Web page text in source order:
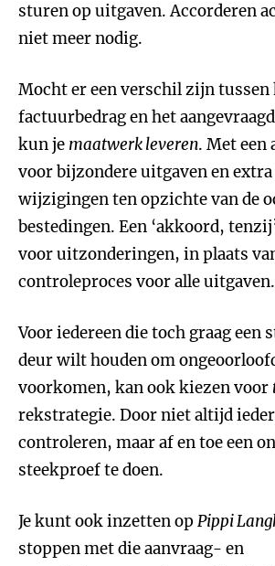
sturen op uitgaven. Accorderen
niet meer nodig.
Mocht er een verschil zijn tussen
factuurbedrag en het
kun je maatwerk leveren. Met een
voor bijzondere uitgaven en
wijzigingen ten opzichte van de
bestedingen. Een ‘akkoord,
voor uitzonderingen, in plaats
controleproces voor alle uitgaven.
Voor iedereen die toch graag een
deur wilt houden om
voorkomen, kan ook kiezen voor
rekstrategie. Door niet altijd
controleren, maar af en toe een
steekproef te doen.
Je kunt ook inzetten op Pippi
stoppen met die aanvraag- en